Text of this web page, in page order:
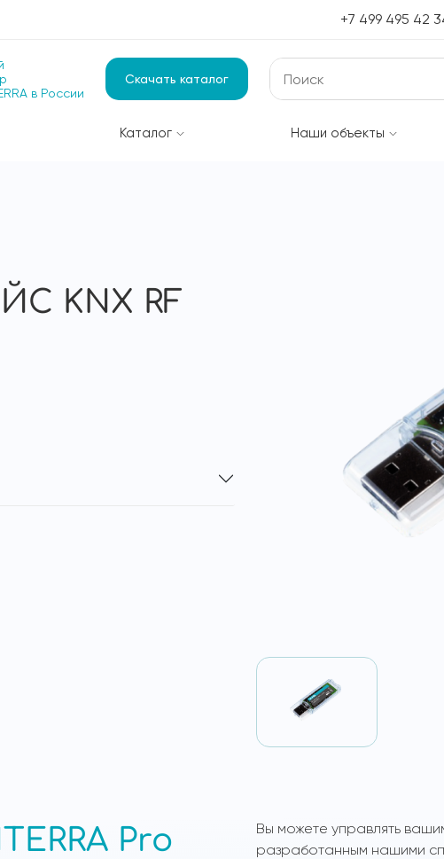
+7 499 495 42
в России
Скачать каталог
Каталог Наши объекты
KNX RF
Pro
Вы можете управлять
разработанным нашими